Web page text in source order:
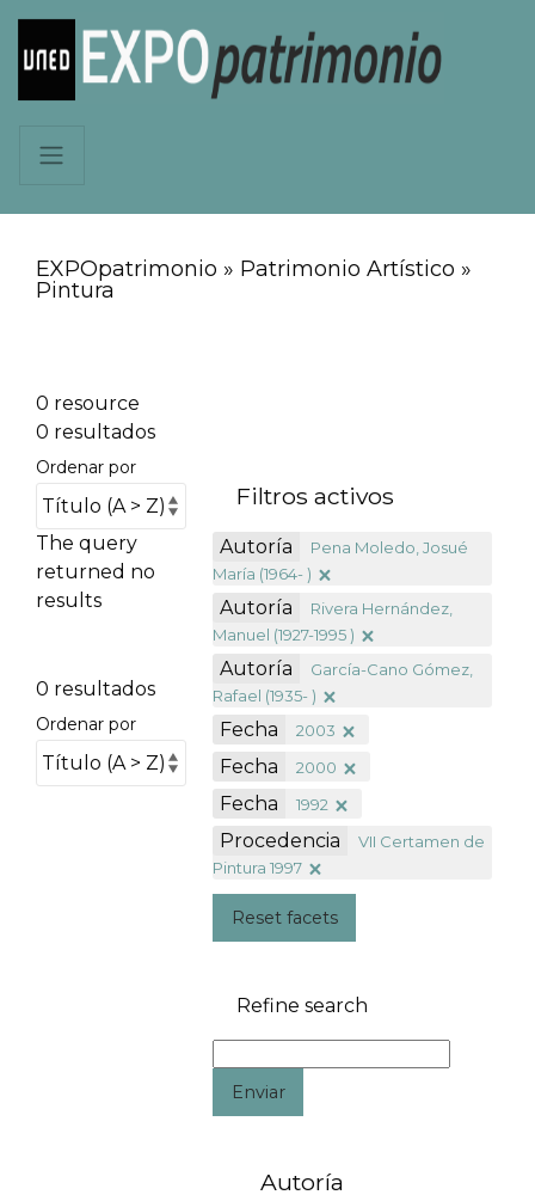
EXPOpatrimonio » Patrimonio Artístico »
Pintura
0 resource
0 resultados
Ordenar por
The query
returned no
results
0 resultados
Ordenar por
Filtros activos
Autoría
Pena Moledo, Josué
María (1964- )
Autoría
Rivera Hernández,
Manuel (1927-1995 )
Autoría
García-Cano Gómez,
Rafael (1935- )
Fecha 2003
Fecha 2000
Fecha 1992
Procedencia
VII Certamen de
Pintura 1997
Reset facets
Refine search
Enviar
Autoría